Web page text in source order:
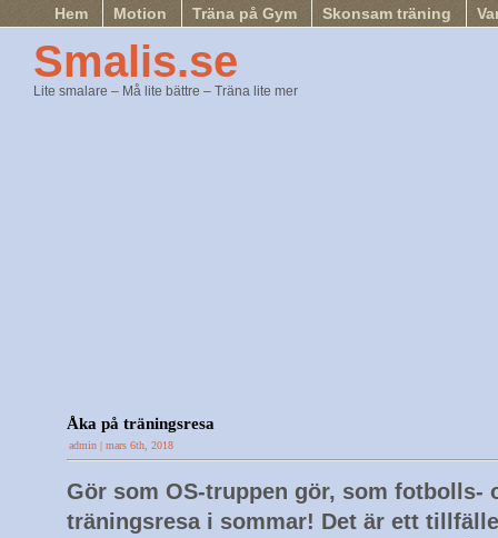
Hem Motion Träna på Gym Skonsam träning
Smalis.se
Lite smalare – Må lite bättre – Träna lite mer
Åka på träningsresa
admin | mars 6th, 2018
Gör som OS-truppen gör, som fotbolls-
träningsresa i sommar! Det är ett